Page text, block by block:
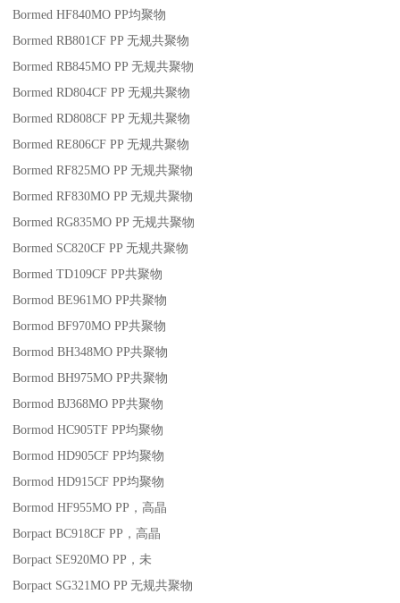
Bormed HF840MO PP均聚物
Bormed RB801CF PP无规共聚物
Bormed RB845MO PP无规共聚物
Bormed RD804CF PP无规共聚物
Bormed RD808CF PP无规共聚物
Bormed RE806CF PP无规共聚物
Bormed RF825MO PP无规共聚物
Bormed RF830MO PP无规共聚物
Bormed RG835MO PP无规共聚物
Bormed SC820CF PP无规共聚物
Bormed TD109CF PP共聚物
Bormod BE961MO PP共聚物
Bormod BF970MO PP共聚物
Bormod BH348MO PP共聚物
Bormod BH975MO PP共聚物
Bormod BJ368MO PP共聚物
Bormod HC905TF PP均聚物
Bormod HD905CF PP均聚物
Bormod HD915CF PP均聚物
Bormod HF955MO PP ，高晶
Borpact BC918CF PP ，高晶
Borpact SE920MO PP ，未
Borpact SG321MO PP无规共聚物